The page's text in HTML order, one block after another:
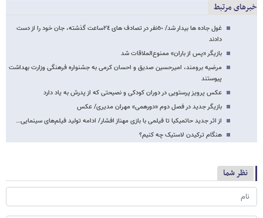
خبرهای مرتبط
غول جاده ها بیدار شد/ ٥٠نفر در تصادف های ٢٤ساعت گذشته، جان خود را از دست
دادند
بازیگر «پس از باران» ممنوع‌الملاقات شد
مرضیه برومند، امیرحسین صدیق و احسان کرمی به جشنواره فرهنگی وزارت بهداشت
پیوستند
عکس پرویز پرستویی در دوران کودکی و نصیحتی که از پدرش به یاد دارد
بازیگر جدید در فصل دوم «دورهمی» مهران مدیری/ عکس
از اثر جدید حاتمی‎کیا تا فیلمی با بازی مهناز افشار/ ادامه تولید فیلم‌های سینمایی…
هنگام ترکیدن لاستیک چه کنیم؟
نظر شما